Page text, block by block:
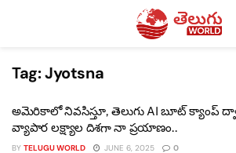
Tag:Jyotsna
అమెరికాలో నివసిస్తూ, తెలుగు AI బూట్ క్యాంప్
వ్యాపార లక్ష్యాల దిశగా నా ప్రయాణం..
BY TELUGU WORLD JUNE 6, 2025 0